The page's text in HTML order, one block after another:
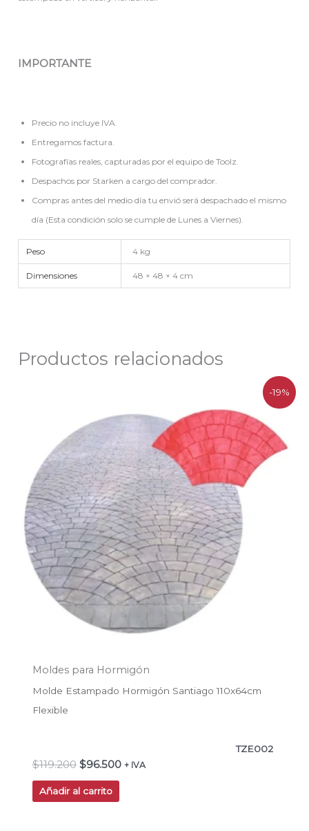
IMPORTANTE
Precio no incluye IVA.
Entregamos factura.
Fotografías reales, capturadas por el equipo de Toolz.
Despachos por Starken a cargo del comprador.
Compras antes del medio día tu envió será despachado el mismo
día (Esta condición solo se cumple de Lunes a Viernes).
Peso 4 kg
Dimensiones 48 × 48 × 4 cm
Productos relacionados
-19%
Moldes para Hormigón
Molde Estampado Hormigón Santiago 110x64cm
Flexible
TZE002
$119.200
original
era:
$119.200.
$96.500
actual
$96.500.
+ IVA
Añadir al carrito